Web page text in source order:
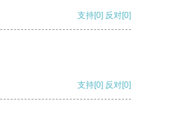
支持[0] 反对[0]
支持[0] 反对[0]